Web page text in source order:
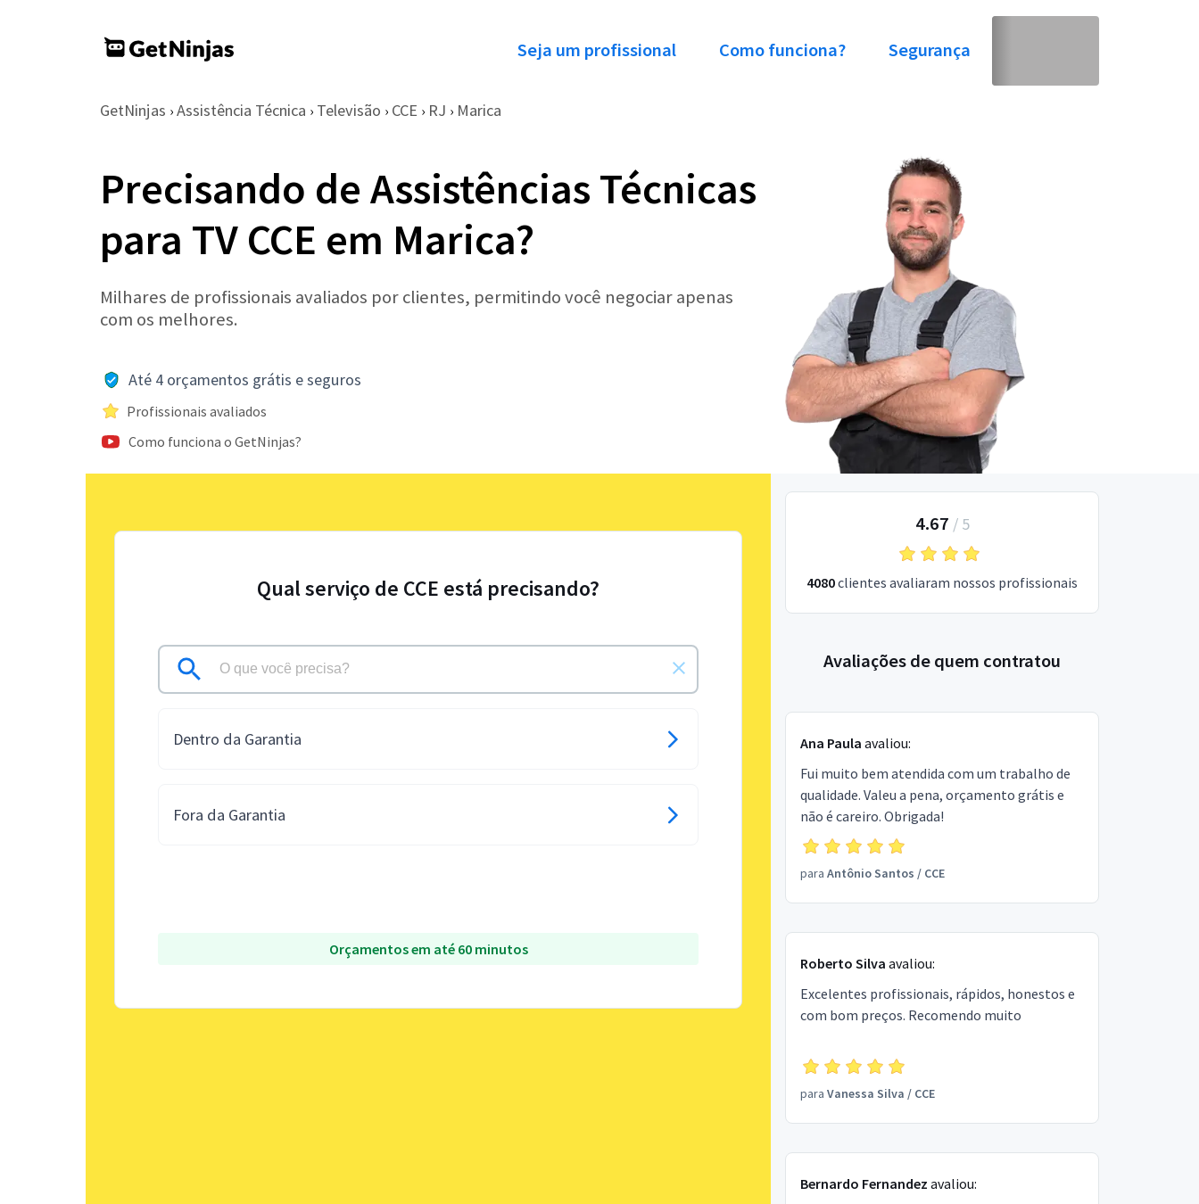
Seja um profissional Como funciona? Segurança
GetNinjas › Assistência Técnica › Televisão › CCE › RJ › Marica
Precisando de Assistências Técnicas
para TV CCE em Marica?
Milhares de profissionais avaliados por clientes, permitindo você negociar apenas
com os melhores.
Até 4 orçamentos grátis e seguros
Profissionais avaliados
Como funciona o GetNinjas?
Qual serviço de CCE está precisando?
Dentro da Garantia
Fora da Garantia
Orçamentos em até 60 minutos
4.67 / 5
4080clientes avaliaram nossos profissionais
Avaliações de quem contratou
Ana Paula avaliou:
Fui muito bem atendida com um trabalho de
qualidade. Valeu a pena, orçamento grátis e
não é careiro. Obrigada!
para Antônio Santos / CCE
Roberto Silva avaliou:
Excelentes profissionais, rápidos, honestos e
com bom preços. Recomendo muito
para Vanessa Silva / CCE
Bernardo Fernandez avaliou: